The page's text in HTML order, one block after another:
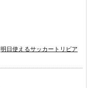
明日使えるサッカートリビア